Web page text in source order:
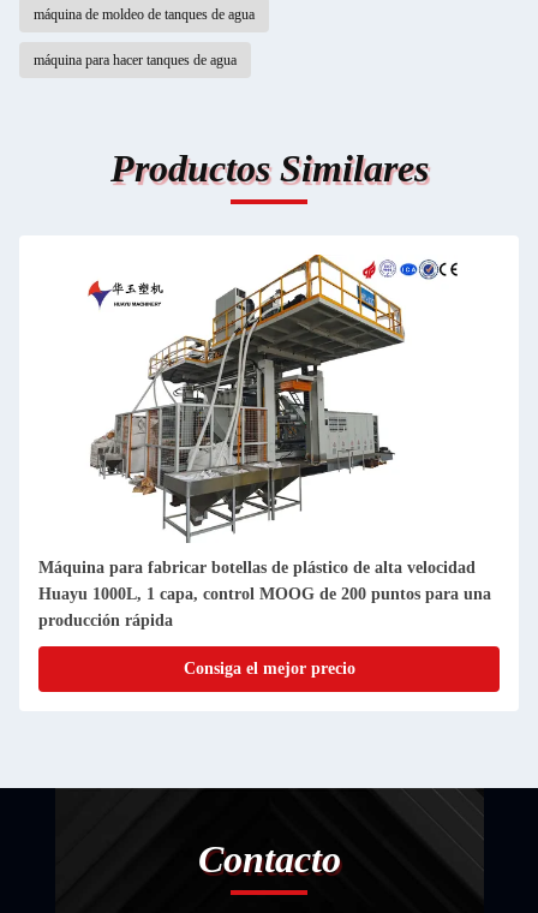
máquina de moldeo de tanques de agua
máquina para hacer tanques de agua
Productos Similares
Máquina para fabricar botellas de plástico de alta velocidad
Huayu 1000L, 1 capa, control MOOG de 200 puntos para una
producción rápida
Consiga el mejor precio
Contacto